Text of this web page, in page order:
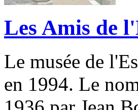
Les Amis de
Le musée de
en 1994. Le